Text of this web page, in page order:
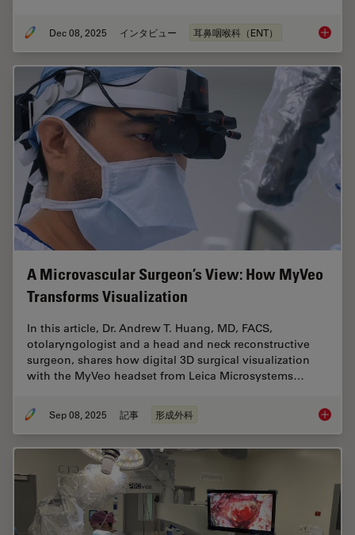
Dec 08, 2025 インタビュー 耳鼻咽喉科（ENT）
A Microvascular Surgeon’s View: How MyVeo
Transforms Visualization
In this article, Dr. Andrew T. Huang, MD, FACS,
otolaryngologist and a head and neck reconstructive
surgeon, shares how digital 3D surgical visualization
with the MyVeo headset from Leica Microsystems…
Sep 08, 2025 記事 形成外科 A